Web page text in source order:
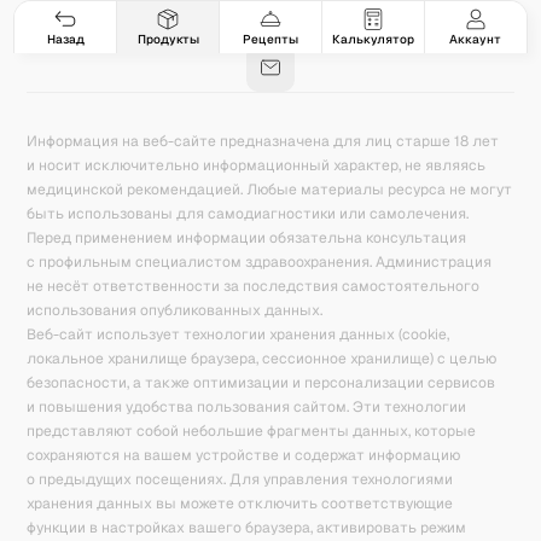
Назад Продукты Рецепты Калькулятор Аккаунт
Гастро-сеты 8 Рецепты 171 Продукты 5078 42
База знаний Калькулятор калорий
Информация на веб-сайте предназначена для лиц старше 18 лет
и носит исключительно информационный характер, не являясь
медицинской рекомендацией. Любые материалы ресурса не могут
быть использованы для самодиагностики или самолечения.
Перед применением информации обязательна консультация
с профильным специалистом здравоохранения. Администрация
не несёт ответственности за последствия самостоятельного
использования опубликованных данных.
Веб-сайт использует технологии хранения данных (cookie,
локальное хранилище браузера, сессионное хранилище) с целью
безопасности, а также оптимизации и персонализации сервисов
и повышения удобства пользования сайтом. Эти технологии
представляют собой небольшие фрагменты данных, которые
сохраняются на вашем устройстве и содержат информацию
о предыдущих посещениях. Для управления технологиями
хранения данных вы можете отключить соответствующие
функции в настройках вашего браузера, активировать режим